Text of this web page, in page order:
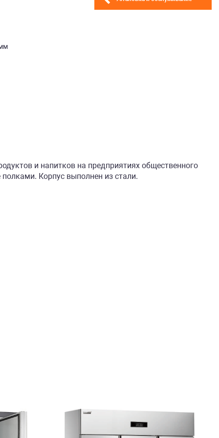
и напитков на предприятиях общественного
Корпус выполнен из стали.